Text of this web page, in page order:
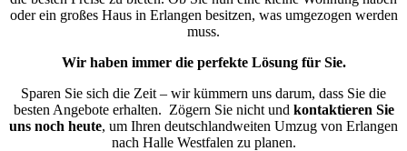
oder ein großes Haus in Erlangen besitzen, was umgezogen werden
muss.
Wir haben immer die perfekte Lösung für Sie.
Sparen Sie sich die Zeit – wir kümmern uns darum, dass Sie die
besten Angebote erhalten. Zögern Sie nicht und kontaktieren Sie
uns noch heute, um Ihren deutschlandweiten Umzug von Erlangen
nach Halle Westfalen zu planen.